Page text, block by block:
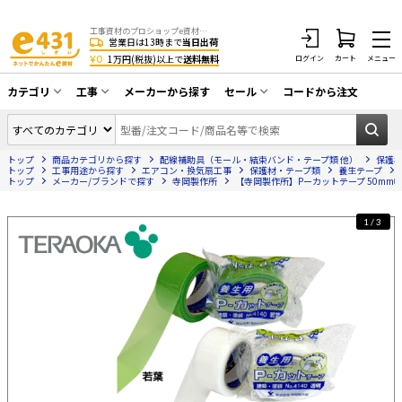
工事資材のプロショップe資材 CATV・アンテナ・防犯・光・LAN・電気・空調工事など
営業日は13時まで当日出荷
¥0 1万円(税抜)以上で送料無料 ログイン カート メニュー
カテゴリ
同軸ケーブル／テレビ用接栓／関連工具
アンテナ・取付金具・ブースター／CATV
部材類
防犯工事関連
HDMIケーブル・周辺機器／RCAケーブル
電話線／コネクタ／アダプタ
光ファイバー・融着接続機関連
LANケーブル・コネクタ・関連資材/機器
工事
CATV・アンテナ工事
光工事・FTTH工事
防犯カメラ工事
LAN配線工事
電話工事
電気配管工事
EV充電設備工事
照明設置工事
メーカーから探す セール
在庫一掃セール
コードから注文
トップ 商品カテゴリから探す 配線補助具（モール・結束バンド・テープ類 他）
保護
トップ
工事用途から探す エアコン・換気扇工事 保護材・テープ類 養生テープ
トップ
メーカー/ブランドで探す 寺岡製作所 【寺岡製作所】Pーカットテープ
1/3